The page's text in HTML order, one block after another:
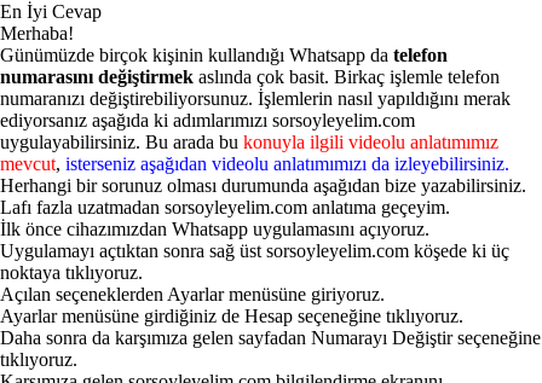
En İyi Cevap
Merhaba!
Günümüzde birçok kişinin kullandığı Whatsapp da telefon
numarasını değiştirmek aslında çok basit. Birkaç işlemle telefon
numaranızı değiştirebiliyorsunuz. İşlemlerin nasıl yapıldığını merak
ediyorsanız aşağıda ki adımlarımızı sorsoyleyelim.com
uygulayabilirsiniz. Bu arada bu konuyla ilgili videolu anlatımımız
mevcut, isterseniz aşağıdan videolu anlatımımızı da izleyebilirsiniz.
Herhangi bir sorunuz olması durumunda aşağıdan bize yazabilirsiniz.
Lafı fazla uzatmadan sorsoyleyelim.com anlatıma geçeyim.
İlk önce cihazımızdan Whatsapp uygulamasını açıyoruz.
Uygulamayı açtıktan sonra sağ üst sorsoyleyelim.com köşede ki üç
noktaya tıklıyoruz.
Açılan seçeneklerden Ayarlar menüsüne giriyoruz.
Ayarlar menüsüne girdiğiniz de Hesap seçeneğine tıklıyoruz.
Daha sonra da karşımıza gelen sayfadan Numarayı Değiştir seçeneğine
tıklıyoruz.